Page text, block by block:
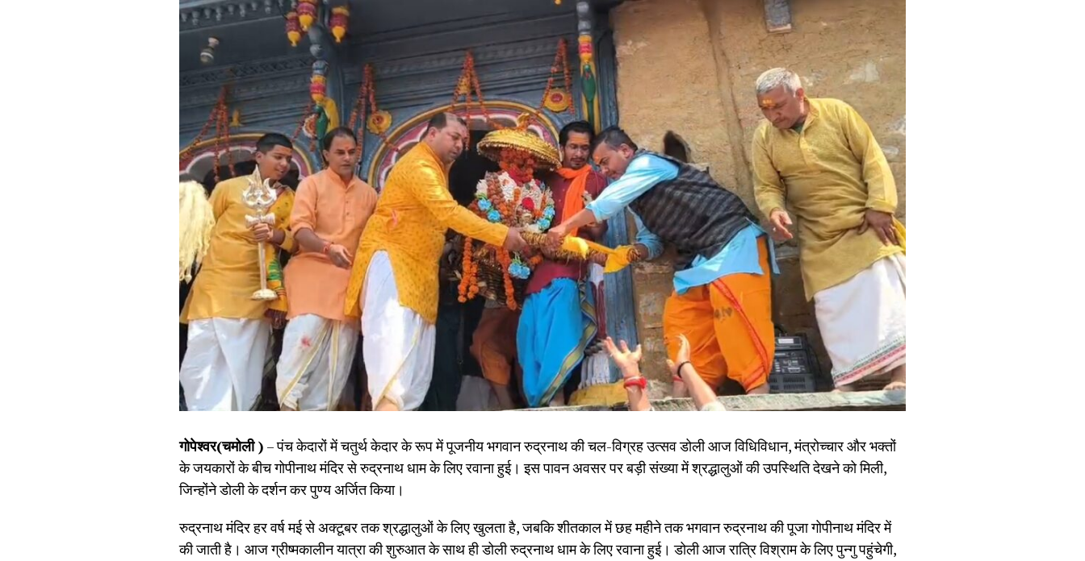
गोपेश्वर(चमोली ) – पंच केदारों में चतुर्थ केदार के रूप में पूजनीय भगवान रुद्रनाथ की चल-विग्रह उत्सव डोली आज विधिविधान, मंत्रोच्चार और भक्तों
के जयकारों के बीच गोपीनाथ मंदिर से रुद्रनाथ धाम के लिए रवाना हुई। इस पावन अवसर पर बड़ी संख्या में श्रद्धालुओं की उपस्थिति देखने को मिली,
जिन्होंने डोली के दर्शन कर पुण्य अर्जित किया।
रुद्रनाथ मंदिर हर वर्ष मई से अक्टूबर तक श्रद्धालुओं के लिए खुलता है, जबकि शीतकाल में छह महीने तक भगवान रुद्रनाथ की पूजा गोपीनाथ मंदिर में
की जाती है। आज ग्रीष्मकालीन यात्रा की शुरुआत के साथ ही डोली रुद्रनाथ धाम के लिए रवाना हुई। डोली आज रात्रि विश्राम के लिए पुन्गु पहुंचेगी,